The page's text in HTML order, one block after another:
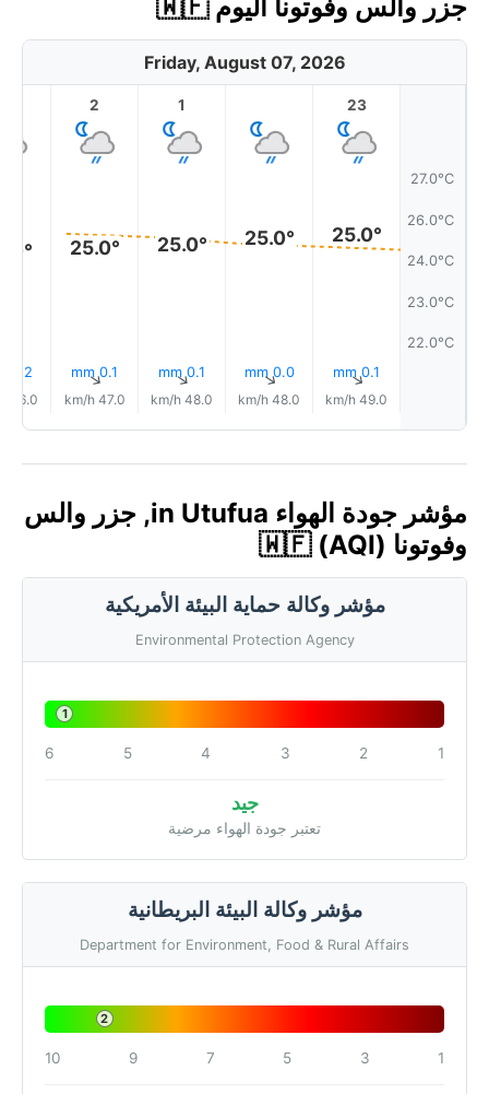
جزر والس وفوتونا اليوم 🇼🇫
Friday, August 07, 2026
27.0°C
26.0°C
24.0°C
23.0°C
22.0°C
23
25.0°
0.1 mm
↑
49.0 km/h
25.0°
0.0 mm
↑
48.0 km/h
1
25.0°
0.1 mm
↑
48.0 km/h
2
25.0°
0.1 mm
↑
47.0 km/h
0.2 mm
46.0 km/h
مؤشر جودة الهواء in Utufua, جزر والس
وفوتونا 🇼🇫 (AQI)
مؤشر وكالة حماية البيئة الأمريكية
Environmental Protection Agency
1
1
2
3
4
5
6
جيد
تعتبر جودة الهواء مرضية
مؤشر وكالة البيئة البريطانية
Department for Environment, Food & Rural Affairs
2
1
3
5
7
9
10